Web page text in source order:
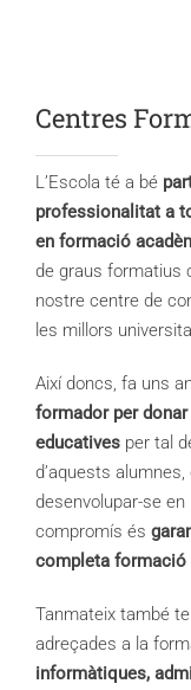
Centres
L’Escola té a bé
professionalitat a
en formació
de graus formatius
nostre centre de
les millors
Així doncs, fa uns
formador per
educatives per tal
d’aquests
desenvolupar-se en
compromís és
completa formació
Tanmateix també
adreçades a la
informàtiques,